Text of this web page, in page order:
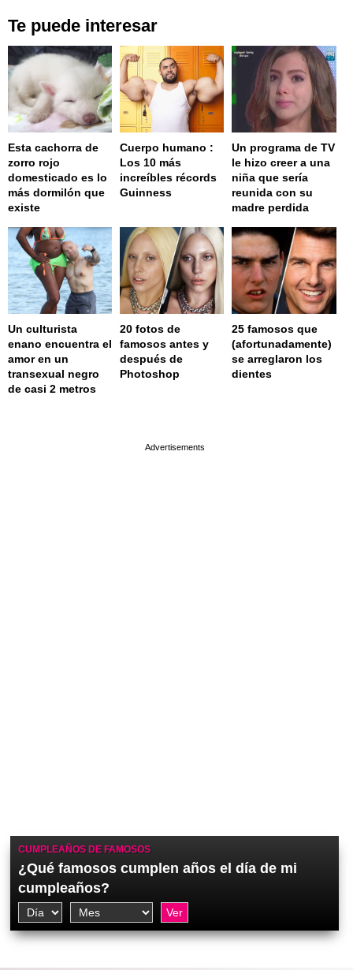
Te puede interesar
Esta cachorra de
zorro rojo
domesticado es lo
más dormilón que
existe
Cuerpo humano :
Los 10 más
increíbles récords
Guinness
Un programa de TV
le hizo creer a una
niña que sería
reunida con su
madre perdida
Un culturista
enano encuentra el
amor en un
transexual negro
de casi 2 metros
20 fotos de
famosos antes y
después de
Photoshop
25 famosos que
(afortunadamente)
se arreglaron los
dientes
CUMPLEAÑOS DE FAMOSOS
¿Qué famosos cumplen años el día de mi
cumpleaños?